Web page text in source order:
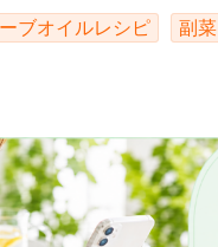
ブオイルレシピ 副菜